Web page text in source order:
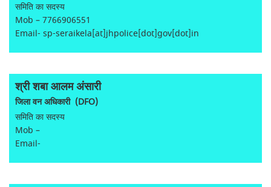
समिति का सदस्य
Mob – 7766906551
Email- sp-seraikela[at]jhpolice[dot]gov[dot]in
श्री शबा आलम अंसारी
जिला वन अधिकारी (DFO)
समिति का सदस्य
Mob –
Email-